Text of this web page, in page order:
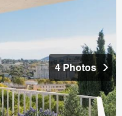
4 Photos